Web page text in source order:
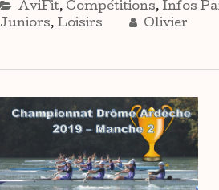
AviFit, Compétitions, Infos
Juniors, Loisirs Olivier